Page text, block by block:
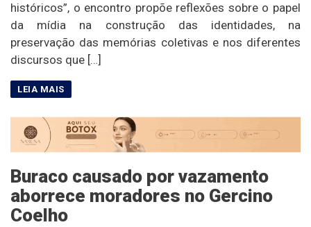
históricos”, o encontro propõe reflexões sobre o papel
da mídia na construção das identidades, na
preservação das memórias coletivas e nos diferentes
discursos que […]
Buraco causado por vazamento
aborrece moradores no Gercino
Coelho